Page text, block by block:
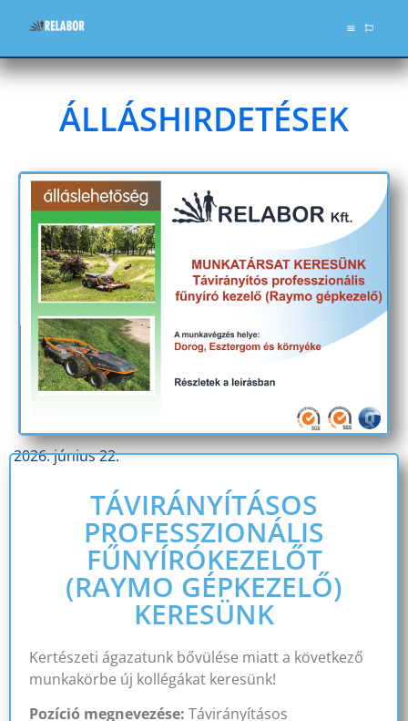
ÁLLÁSHIRDETÉSEK
2026. június 22.
TÁVIRÁNYÍTÁSOS
PROFESSZIONÁLIS
FŰNYÍRÓKEZELŐT
(RAYMO GÉPKEZELŐ)
KERESÜNK
Kertészeti ágazatunk bővülése miatt a következő
munkakörbe új kollégákat keresünk!
Pozíció megnevezése: Távirányításos